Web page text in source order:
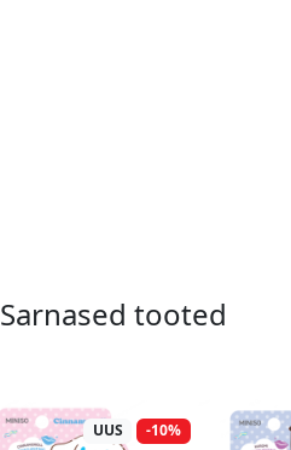
Sarnased tooted
UUS -10%